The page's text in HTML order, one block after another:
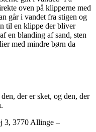
oven på klipperne med
går i vandet fra stigen og
til en klippe der bliver
en blanding af sand, sten
med mindre børn da
der er sket, og den, der
3, 3770 Allinge –